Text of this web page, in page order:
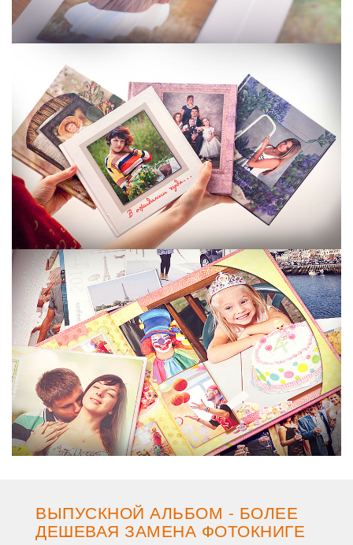
ВЫПУСКНОЙ АЛЬБОМ - БОЛЕЕ
ДЕШЕВАЯ ЗАМЕНА ФОТОКНИГЕ